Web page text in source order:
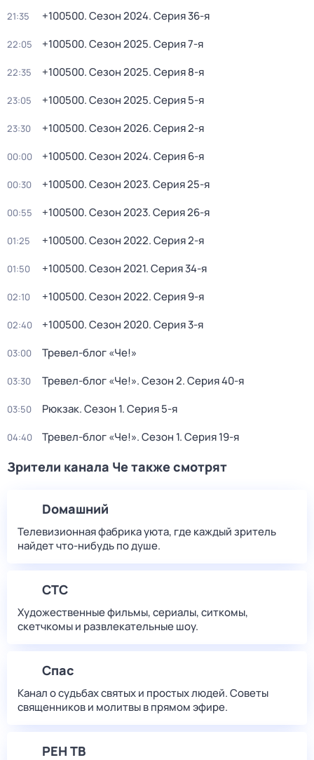
21:35 +100500. Сезон 2024. Серия 36-я
22:05 +100500. Сезон 2025. Серия 7-я
22:35 +100500. Сезон 2025. Серия 8-я
23:05 +100500. Сезон 2025. Серия 5-я
23:30 +100500. Сезон 2026. Серия 2-я
00:00 +100500. Сезон 2024. Серия 6-я
00:30 +100500. Сезон 2023. Серия 25-я
00:55 +100500. Сезон 2023. Серия 26-я
01:25 +100500. Сезон 2022. Серия 2-я
01:50 +100500. Сезон 2021. Серия 34-я
02:10 +100500. Сезон 2022. Серия 9-я
02:40 +100500. Сезон 2020. Серия 3-я
03:00 Тревел-блог «Че!»
03:30 Тревел-блог «Че!». Сезон 2. Серия 40-я
03:50 Рюкзак. Сезон 1. Серия 5-я
04:40 Тревел-блог «Че!». Сезон 1. Серия 19-я
Зрители канала Че также смотрят
Dомашний
Телевизионная фабрика уюта, где каждый зритель
найдет что‑нибудь по душе.
СТС
Художественные фильмы, сериалы, ситкомы,
скетчкомы и развлекательные шоу.
Спас
Канал о судьбах святых и простых людей. Советы
священников и молитвы в прямом эфире.
РЕН ТВ